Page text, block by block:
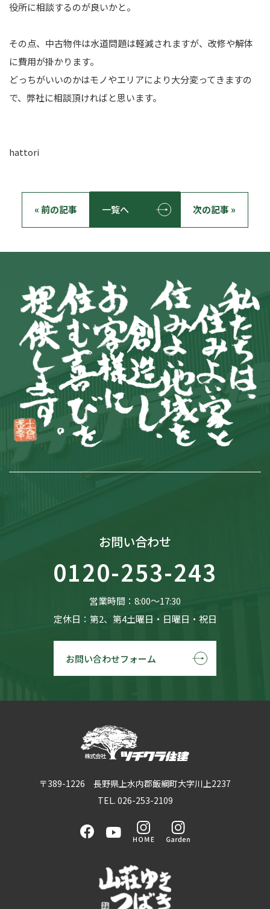
役所に相談するのが良いかと。
その点、中古物件は水道問題は軽減されますが、改修や解体
に費用が掛かります。
どっちがいいのかはモノやエリアにより大分変ってきますの
で、弊社に相談頂ければと思います。
hattori
« 前の記事 一覧へ 次の記事 »
お問い合わせ
0120-253-243
営業時間：8:00〜17:30
定休日：第2、第4土曜日・日曜日・祝日
お問い合わせフォーム
〒389-1226 長野県上水内郡飯綱町大字川上2237
TEL. 026-253-2109